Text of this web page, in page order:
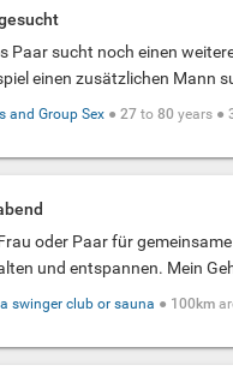
Paar sucht noch einen
einen zusätzlichen Mann
and Group Sex ●27 to80 years ●
oder Paar für
und entspannen. Mein
swinger club or sauna ● 100km